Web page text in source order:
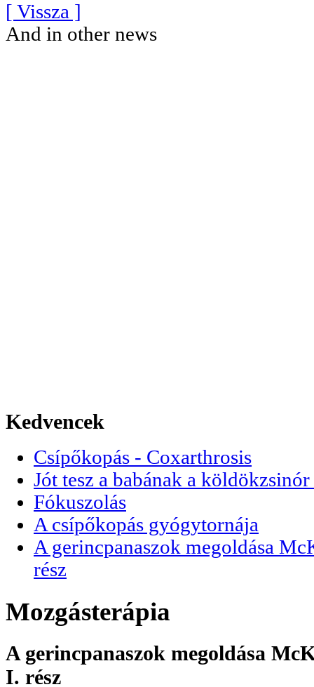
[ Vissza ]
And in other news
Kedvencek
Csípőkopás - Coxarthrosis
Jót tesz a babának a
Fókuszolás
A csípőkopás gyógytornája
A gerincpanaszok megoldása
rész
Mozgásterápia
A gerincpanaszok megoldása
I. rész